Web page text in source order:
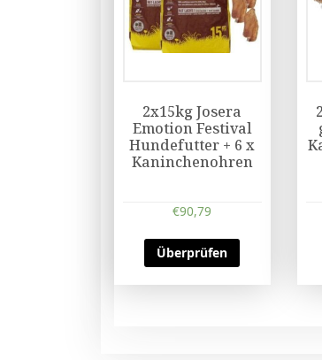
2x15kg Josera
Emotion Festival
Hundefutter + 6 x
Kaninchenohren
€90,79
Überprüfen